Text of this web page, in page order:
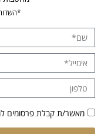
מאשר/ת קבלת פרסומים